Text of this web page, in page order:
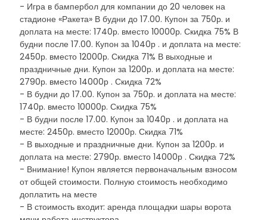
- Игра в бампербол для компании до 20 человек на
стадионе «Ракета» В будни до 17.00. Купон за 750р. и
доплата на месте: 1740р. вместо 10000р. Скидка 75% В
будни после 17.00. Купон за 1040р . и доплата на месте:
2450р. вместо 12000р. Скидка 71% В выходные и
праздничные дни. Купон за 1200р. и доплата на месте:
2790р. вместо 14000р . Скидка 72%
- В будни до 17.00. Купон за 750р. и доплата на месте:
1740р. вместо 10000р. Скидка 75%
- В будни после 17.00. Купон за 1040р . и доплата на
месте: 2450р. вместо 12000р. Скидка 71%
- В выходные и праздничные дни. Купон за 1200р. и
доплата на месте: 2790р. вместо 14000р . Скидка 72%
- Внимание! Купон является первоначальным взносом
от общей стоимости. Полную стоимость необходимо
доплатить на месте
- В стоимость входит: аренда площадки шары ворота